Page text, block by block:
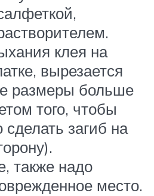
клея на
вырезается
размеры больше
того, чтобы
загиб на
также надо
место.